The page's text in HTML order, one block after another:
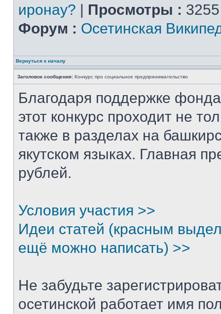
иронау? | Просмотры :
Форум : Осетинская
Вернуться к началу
Заголовок сообщения: Конкурс про социальное предпринимательство
Благодаря поддержке
этот конкурс проходит не
также в разделах на
якутском языках. Главная
рублей.
Условия участия >>
Идеи статей (красным
ещё можно написать) >>
Не забудьте
осетинской работает имя